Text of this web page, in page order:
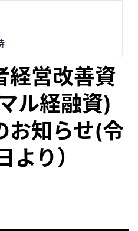
経営改善資
ル経融資)
お知らせ(令
より）